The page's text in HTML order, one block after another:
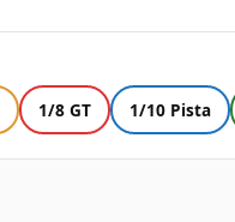
1/8 GT 1/10 Pista